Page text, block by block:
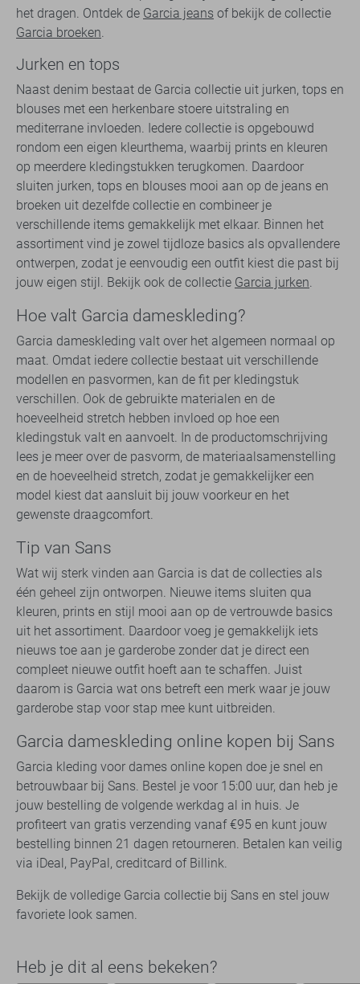
het dragen. Ontdek de Garcia jeans of bekijk de collectie
Garcia broeken.
Jurken en tops
Naast denim bestaat de Garcia collectie uit jurken, tops en
blouses met een herkenbare stoere uitstraling en
mediterrane invloeden. Iedere collectie is opgebouwd
rondom een eigen kleurthema, waarbij prints en kleuren
op meerdere kledingstukken terugkomen. Daardoor
sluiten jurken, tops en blouses mooi aan op de jeans en
broeken uit dezelfde collectie en combineer je
verschillende items gemakkelijk met elkaar. Binnen het
assortiment vind je zowel tijdloze basics als opvallendere
ontwerpen, zodat je eenvoudig een outfit kiest die past bij
jouw eigen stijl. Bekijk ook de collectie Garcia jurken.
Hoe valt Garcia dameskleding?
Garcia dameskleding valt over het algemeen normaal op
maat. Omdat iedere collectie bestaat uit verschillende
modellen en pasvormen, kan de fit per kledingstuk
verschillen. Ook de gebruikte materialen en de
hoeveelheid stretch hebben invloed op hoe een
kledingstuk valt en aanvoelt. In de productomschrijving
lees je meer over de pasvorm, de materiaalsamenstelling
en de hoeveelheid stretch, zodat je gemakkelijker een
model kiest dat aansluit bij jouw voorkeur en het
gewenste draagcomfort.
Tip van Sans
Wat wij sterk vinden aan Garcia is dat de collecties als
één geheel zijn ontworpen. Nieuwe items sluiten qua
kleuren, prints en stijl mooi aan op de vertrouwde basics
uit het assortiment. Daardoor voeg je gemakkelijk iets
nieuws toe aan je garderobe zonder dat je direct een
compleet nieuwe outfit hoeft aan te schaffen. Juist
daarom is Garcia wat ons betreft een merk waar je jouw
garderobe stap voor stap mee kunt uitbreiden.
Garcia dameskleding online kopen bij Sans
Garcia kleding voor dames online kopen doe je snel en
betrouwbaar bij Sans. Bestel je voor 15:00 uur, dan heb je
jouw bestelling de volgende werkdag al in huis. Je
profiteert van gratis verzending vanaf €95 en kunt jouw
bestelling binnen 21 dagen retourneren. Betalen kan veilig
via iDeal, PayPal, creditcard of Billink.
Bekijk de volledige Garcia collectie bij Sans en stel jouw
favoriete look samen.
Heb je dit al eens bekeken?